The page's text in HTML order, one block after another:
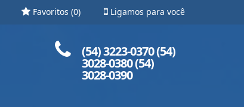
Ligamos para você
Favoritos (0)
(54) 3223-0370 (54)
3028-0380 (54)
3028-0390